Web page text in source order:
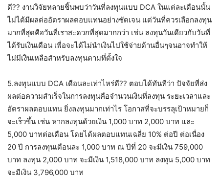
ดี?? งานวิจัยหลายชิ้นพบว่าวันที่ลงทุนแบบ DCA ในแต่ละเดือนนั้น
ไม่ได้มีผลต่ออัตราผลตอบแทนอย่างชัดเจน แต่วันที่ควรเลือกลงทุน
มากที่สุดคือวันที่เราสะดวกที่สุดมากกว่า เช่น ลงทุนวันเดียวกับวันที่
ได้รับเงินเดือน เพื่อจะได้ไม่นำเงินไปใช้จ่ายด้านอื่นๆจนอาจทำให้
ไม่มีเงินเหลือสำหรับลงทุนตามที่ตั้งใจ
5.ลงทุนแบบ DCA เดือนละเท่าไหร่ดี?? ตอบได้ทันทีว่า ปัจจัยที่ส่ง
ผลต่อความสำเร็จในการลงทุนคือจำนวนเงินที่ลงทุน ระยะเวลาและ
อัตราผลตอบแทน ยิ่งลงทุนมากเท่าไร โอกาสที่จะบรรลุเป้าหมายก็
จะเร็วขึ้น เช่น หากลงทุนด้วยเงิน 1,000 บาท 2,000 บาท และ
5,000 บาทต่อเดือน โดยได้ผลตอบแทนเฉลี่ย 10% ต่อปี ต่อเนื่อง
20 ปี การลงทุนเดือนละ 1,000 บาท ณ ปีที่ 20 จะมีเงิน 759,000
บาท ลงทุน 2,000 บาท จะมีเงิน 1,518,000 บาท ลงทุน 5,000 บาท
จะมีเงิน 3,796,000 บาท